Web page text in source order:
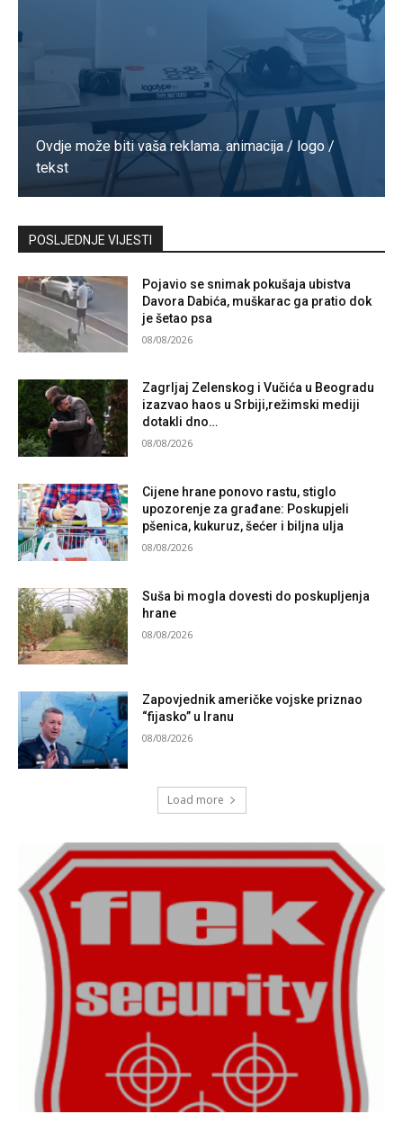
Ovdje može biti vaša reklama. animacija / logo /
tekst
Kontaktirajte nas
POSLJEDNJE VIJESTI
Pojavio se snimak pokušaja ubistva
Davora Dabića, muškarac ga pratio dok
je šetao psa
08/08/2026
Zagrljaj Zelenskog i Vučića u Beogradu
izazvao haos u Srbiji,režimski mediji
dotakli dno…
08/08/2026
Cijene hrane ponovo rastu, stiglo
upozorenje za građane: Poskupjeli
pšenica, kukuruz, šećer i biljna ulja
08/08/2026
Suša bi mogla dovesti do poskupljenja
hrane
08/08/2026
Zapovjednik američke vojske priznao
“fijasko” u Iranu
08/08/2026
Load more